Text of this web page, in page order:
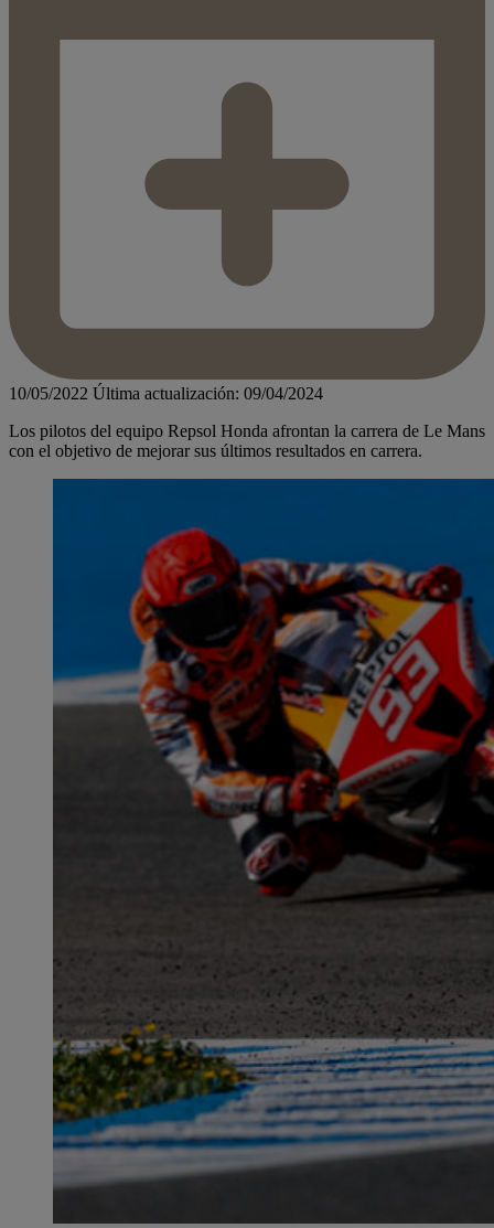
10/05/2022 Última actualización: 09/04/2024
Los pilotos del equipo Repsol Honda afrontan la carrera de Le Mans
con el objetivo de mejorar sus últimos resultados en carrera.